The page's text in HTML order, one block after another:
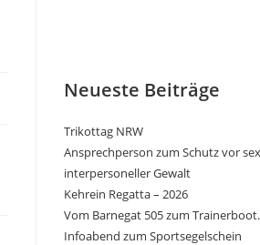
Neueste Beiträge
Trikottag NRW
Ansprechperson zum Schutz vor
interpersoneller Gewalt
Kehrein Regatta – 2026
Vom Barnegat 505 zum
Infoabend zum Sportsegelschein